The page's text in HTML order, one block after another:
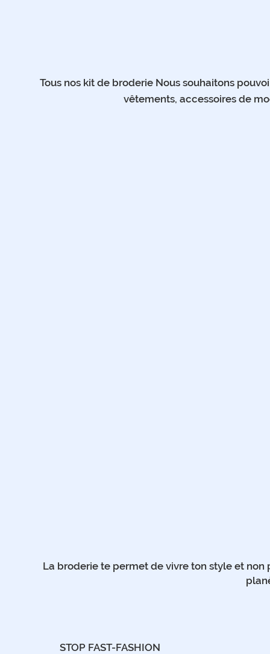
Tous nos kit de broderie Nous souhaitons
vêtements, accessoires de
La broderie te permet de vivre ton style et
STOP FAST-FASHION